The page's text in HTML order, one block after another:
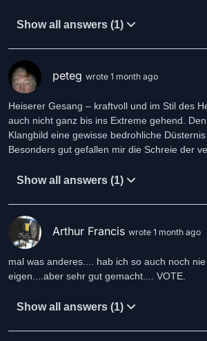
Show all answers (1)
peteg wrote 1 month ago
Heiserer Gesang – kraftvoll und im Stil des
auch nicht ganz bis ins Extreme gehend.
Klangbild eine gewisse bedrohliche Düsternis
Besonders gut gefallen mir die Schreie der
Show all answers (1)
Arthur Francis wrote 1 month ago
mal was anderes.... hab ich so auch noch
eigen....aber sehr gut gemacht.... VOTE.
Show all answers (1)